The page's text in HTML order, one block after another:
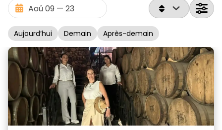
Aujourd’hui Demain Après-demain